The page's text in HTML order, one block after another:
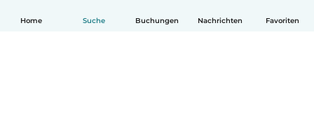
Home Suche Buchungen Nachrichten Favoriten